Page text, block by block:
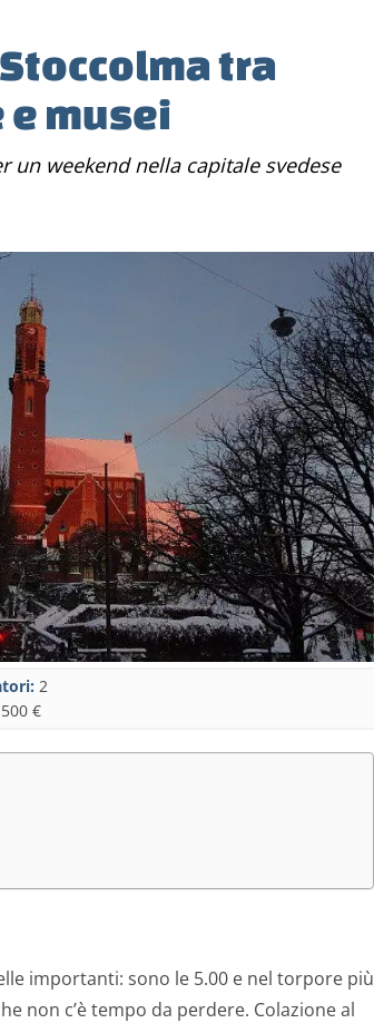
tra
e musei
un weekend nella capitale svedese
2
500 €
importanti: sono le 5.00 e nel torpore più
non c’è tempo da perdere. Colazione al